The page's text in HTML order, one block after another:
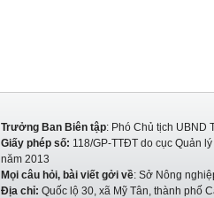
Trưởng Ban Biên tập: Phó Chủ tịch UBND
Giấy phép số: 118/GP-TTĐT do cục Quản
năm 2013
Mọi câu hỏi, bài viết gởi về: Sở Nông
Địa chỉ: Quốc lộ 30, xã Mỹ Tân, thành phố